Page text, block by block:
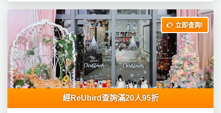
立即查詢!
經ReUbird查詢滿20人95折